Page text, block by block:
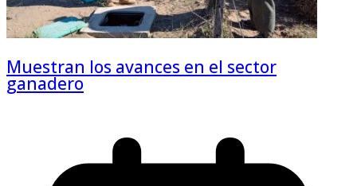
Muestran los avances en el sector
ganadero